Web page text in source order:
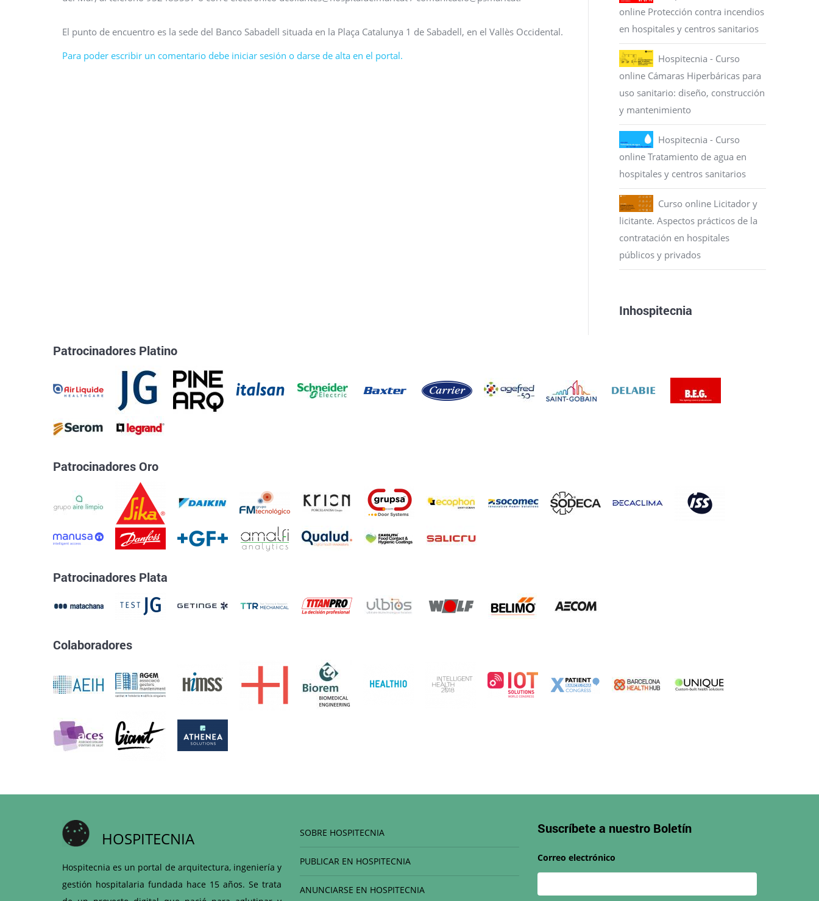
El punto de encuentro es la sede del Banco Sabadell situada en la Plaça Catalunya 1 de Sabadell, en el Vallès Occidental.
Para poder escribir un comentario debe iniciar sesión o darse de alta en el portal.
online Protección contra incendios
en hospitales y centros sanitarios
Hospitecnia - Curso
online Cámaras Hiperbáricas para
uso sanitario: diseño, construcción
y mantenimiento
Hospitecnia - Curso
online Tratamiento de agua en
hospitales y centros sanitarios
Curso online Licitador y
licitante. Aspectos prácticos de la
contratación en hospitales
públicos y privados
Inhospitecnia
Patrocinadores Platino
Patrocinadores Oro
Patrocinadores Plata
Colaboradores
HOSPITECNIA
Hospitecnia es un portal de arquitectura, ingeniería y
gestión hospitalaria fundada hace 15 años. Se trata
SOBRE HOSPITECNIA
PUBLICAR EN HOSPITECNIA
ANUNCIARSE EN HOSPITECNIA
Suscríbete a nuestro Boletín
Correo electrónico